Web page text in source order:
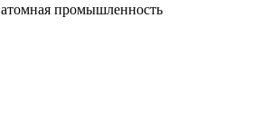
промышленность